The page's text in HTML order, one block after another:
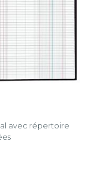
avec répertoire